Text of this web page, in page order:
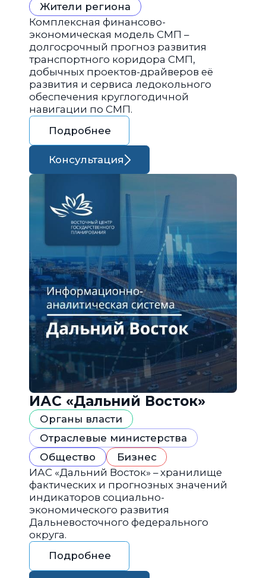
Жители региона
Комплексная финансово-
экономическая модель СМП –
долгосрочный прогноз развития
транспортного коридора СМП,
добычных проектов-драйверов её
развития и сервиса ледокольного
обеспечения круглогодичной
навигации по СМП.
Подробнее
Консультация
ИАС «Дальний Восток»
Органы власти
Отраслевые министерства
Общество
Бизнес
ИАС «Дальний Восток» – хранилище
фактических и прогнозных значений
индикаторов социально-
экономического развития
Дальневосточного федерального
округа.
Подробнее